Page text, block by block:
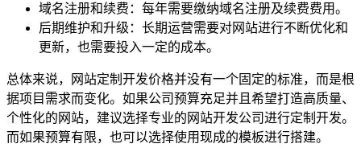
域名注册和续费：每年需要缴纳域名注册及续费费用。
后期维护和升级：长期运营需要对网站进行不断优化和
更新，也需要投入一定的成本。
总体来说，网站定制开发价格并没有一个固定的标准，而是根
据项目需求而变化。如果公司预算充足并且希望打造高质量、
个性化的网站，建议选择专业的网站开发公司进行定制开发。
而如果预算有限，也可以选择使用现成的模板进行搭建。